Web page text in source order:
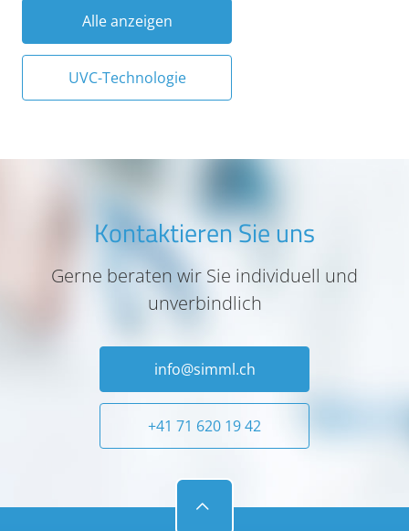
Alle anzeigen
UVC-Technologie
Kontaktieren Sie uns
Gerne beraten wir Sie individuell und
unverbindlich
info@simml.ch
+41 71 620 19 42